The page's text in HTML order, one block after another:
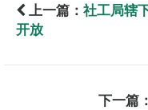
上一篇： 社工局辖
开放
下一篇：